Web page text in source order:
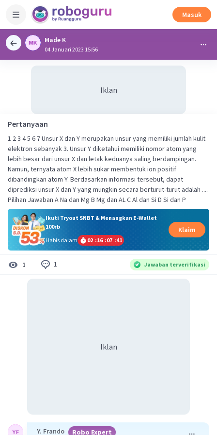
Masuk
Made K
04 Januari 2023 15:56
Iklan
Pertanyaan
1 2 3 4 5 6 7 Unsur X dan Y merupakan unsur yang memiliki jumlah kulit
elektron sebanyak 3. Unsur Y diketahui memiliki nomor atom yang
lebih besar dari unsur X dan letak keduanya saling berdampingan.
Namun, ternyata atom X lebih sukar membentuk ion positif
dibandingkan atom Y. Berdasarkan informasi tersebut, dapat
diprediksi unsur X dan Y yang mungkin secara berturut-turut adalah ....
Pilihan Jawaban А Na dan Mg B Mg dan AL С Al dan Si D Si dan P
Ikuti Tryout SNBT & Menangkan E-Wallet
100rb
Habis dalam
02 :16 :07 :41
Klaim
1 1 Jawaban terverifikasi
Iklan
Y. Frando Robo Expert